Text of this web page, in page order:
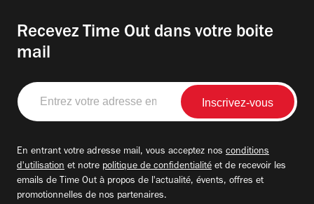
Recevez Time Out dans votre boite
mail
Entrez
votre
adresse
En entrant votre adresse mail, vous acceptez nos conditions
d'utilisation et notre politique de confidentialité et de recevoir les
emails de Time Out à propos de l'actualité, évents, offres et
promotionnelles de nos partenaires.